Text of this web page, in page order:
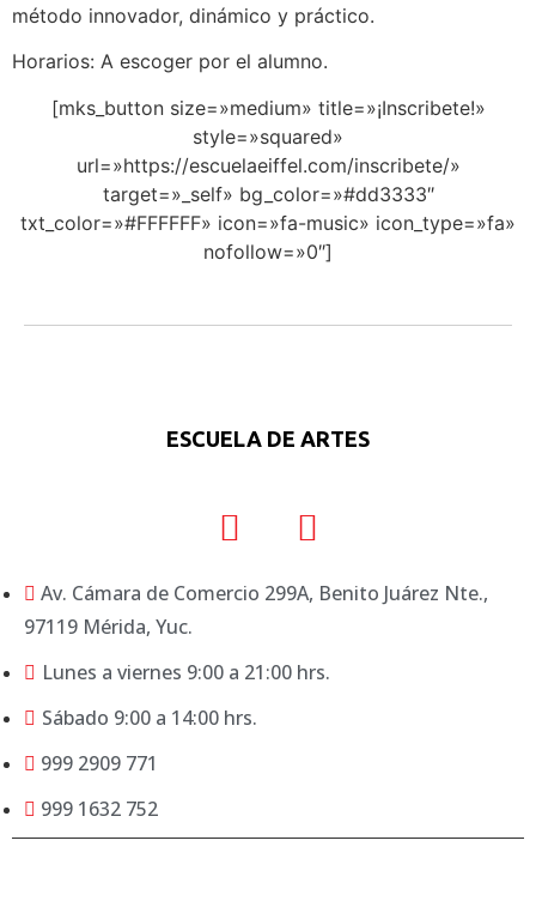
método innovador, dinámico y práctico.
Horarios: A escoger por el alumno.
[mks_button size=»medium» title=»¡Inscribete!»
style=»squared»
url=»https://escuelaeiffel.com/inscribete/»
target=»_self» bg_color=»#dd3333″
txt_color=»#FFFFFF» icon=»fa-music» icon_type=»fa»
nofollow=»0″]
ESCUELA DE ARTES
Av. Cámara de Comercio 299A, Benito Juárez Nte.,
97119 Mérida, Yuc.
Lunes a viernes 9:00 a 21:00 hrs.
Sábado 9:00 a 14:00 hrs.
999 2909 771
999 1632 752